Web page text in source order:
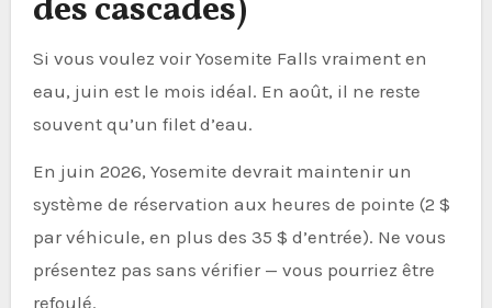
des cascades)
Si vous voulez voir Yosemite Falls vraiment en
eau, juin est le mois idéal. En août, il ne reste
souvent qu’un filet d’eau.
En juin 2026, Yosemite devrait maintenir un
système de réservation aux heures de pointe (2 $
par véhicule, en plus des 35 $ d’entrée). Ne vous
présentez pas sans vérifier — vous pourriez être
refoulé.